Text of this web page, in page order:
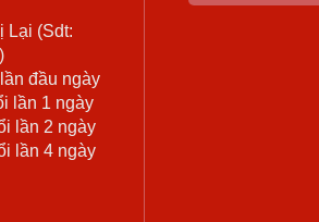
Lại (Sdt:
đầu ngày
lần 1 ngày
lần 2 ngày
lần 4 ngày